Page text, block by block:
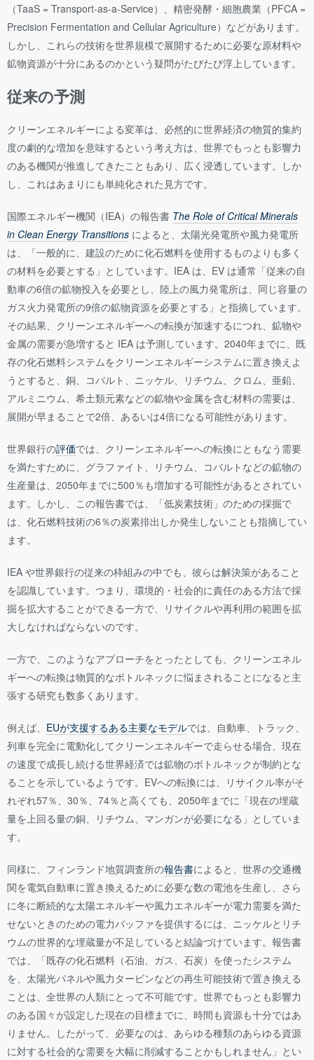
（TaaS = Transport-as-a-Service）、精密発酵・細胞農業（PFCA =
Precision Fermentation and Cellular Agriculture）などがあります。
しかし、これらの技術を世界規模で展開するために必要な原材料や
鉱物資源が十分にあるのかという疑問がたびたび浮上しています。
従来の予測
クリーンエネルギーによる変革は、必然的に世界経済の物質的集約
度の劇的な増加を意味するという考え方は、世界でもっとも影響力
のある機関が推進してきたこともあり、広く浸透しています。しか
し、これはあまりにも単純化された見方です。
国際エネルギー機関（IEA）の報告書 The Role of Critical Minerals
in Clean Energy Transitions によると、太陽光発電所や風力発電所
は、「一般的に、建設のために化石燃料を使用するものよりも多く
の材料を必要とする」としています。IEA は、EV は通常「従来の自
動車の6倍の鉱物投入を必要とし、陸上の風力発電所は、同じ容量の
ガス火力発電所の9倍の鉱物資源を必要とする」と指摘しています。
その結果、クリーンエネルギーへの転換が加速するにつれ、鉱物や
金属の需要が急増すると IEA は予測しています。2040年までに、既
存の化石燃料システムをクリーンエネルギーシステムに置き換えよ
うとすると、銅、コバルト、ニッケル、リチウム、クロム、亜鉛、
アルミニウム、希土類元素などの鉱物や金属を含む材料の需要は、
展開が早まることで2倍、あるいは4倍になる可能性があります。
世界銀行の評価では、クリーンエネルギーへの転換にともなう需要
を満たすために、グラファイト、リチウム、コバルトなどの鉱物の
生産量は、2050年までに500％も増加する可能性があるとされてい
ます。しかし、この報告書では、「低炭素技術」のための採掘で
は、化石燃料技術の6％の炭素排出しか発生しないことも指摘してい
ます。
IEA や世界銀行の従来の枠組みの中でも、彼らは解決策があること
を認識しています。つまり、環境的・社会的に責任のある方法で採
掘を拡大することができる一方で、リサイクルや再利用の範囲を拡
大しなければならないのです。
一方で、このようなアプローチをとったとしても、クリーンエネル
ギーへの転換は物質的なボトルネックに悩まされることになると主
張する研究も数多くあります。
例えば、 EUが支援するある主要なモデルでは、自動車、トラック、
列車を完全に電動化してクリーンエネルギーで走らせる場合、現在
の速度で成長し続ける世界経済では鉱物のボトルネックが制約とな
ることを示しているようです。EVへの転換には、リサイクル率がそ
れぞれ57％、30％、74％と高くても、2050年までに「現在の埋蔵
量を上回る量の銅、リチウム、マンガンが必要になる」としていま
す。
同様に、フィンランド地質調査所の報告書によると、世界の交通機
関を電気自動車に置き換えるために必要な数の電池を生産し、さら
に冬に断続的な太陽エネルギーや風力エネルギーが電力需要を満た
せないときのための電力バッファを提供するには、ニッケルとリチ
ウムの世界的な埋蔵量が不足していると結論づけています。報告書
では、「既存の化石燃料（石油、ガス、石炭）を使ったシステム
を、太陽光パネルや風力タービンなどの再生可能技術で置き換える
ことは、全世界の人類にとって不可能です。世界でもっとも影響力
のある国々が設定した現在の目標までに、時間も資源も十分ではあ
りません。したがって、必要なのは、あらゆる種類のあらゆる資源
に対する社会的な需要を大幅に削減することかもしれません」とい